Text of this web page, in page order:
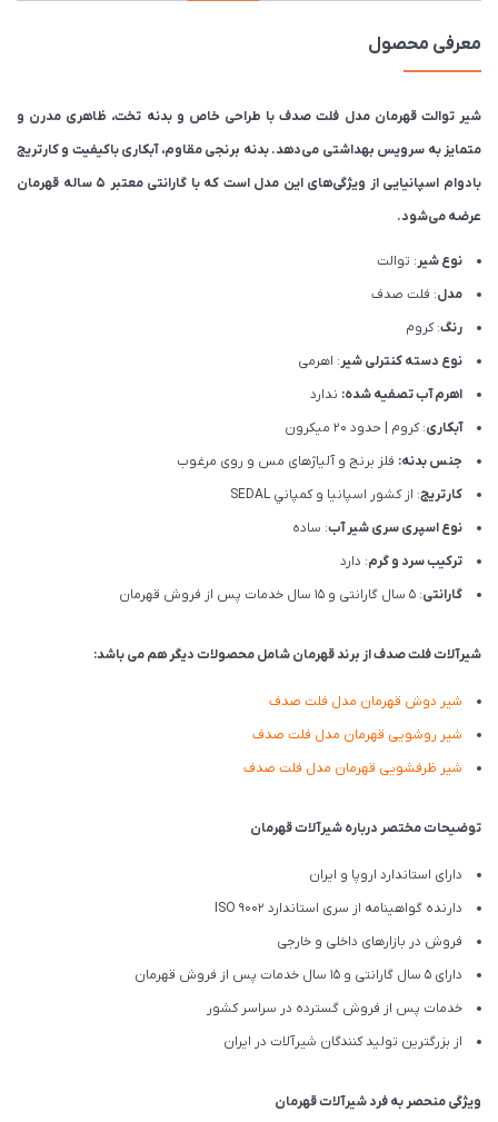
معرفی محصول
شیر توالت قهرمان مدل فلت صدف با طراحی خاص و بدنه تخت، ظاهری مدرن و
متمایز به سرویس بهداشتی می‌دهد. بدنه برنجی مقاوم، آبکاری باکیفیت و کارتریج
بادوام اسپانیایی از ویژگی‌های این مدل است که با گارانتی معتبر ۵ ساله قهرمان
عرضه می‌شود.
نوع شیر: توالت
مدل: فلت صدف
رنگ: کروم
نوع دسته کنترلی شیر: اهرمی
اهرم آب تصفیه شده: ندارد
آبکاری: کروم | حدود 20 میکرون
جنس بدنه: فلز برنج و آلیاژهای مس و روی مرغوب
کارتریج: از كشور اسپانيا و كمپاني SEDAL
نوع اسپری سری شیر آب: ساده
ترکیب سرد و گرم: دارد
گارانتی: 5 سال گارانتی و 15 سال خدمات پس از فروش قهرمان
شیرآلات فلت صدف از برند قهرمان شامل محصولات دیگر هم می باشد:
شیر دوش قهرمان مدل فلت صدف
شیر روشویی قهرمان مدل فلت صدف
شیر ظرفشویی قهرمان مدل فلت صدف
توضیحات مختصر درباره شیرآلات قهرمان
دارای استاندارد اروپا و ایران
دارنده گواهینامه از سری استاندارد ISO 9002
فروش در بازارهای داخلی و خارجی
دارای 5 سال گارانتی و 15 سال خدمات پس از فروش قهرمان
خدمات پس از فروش گسترده در سراسر کشور
از بزرگترین تولید کنندگان شیرآلات در ایران
ویژگی منحصر به فرد شیرآلات قهرمان